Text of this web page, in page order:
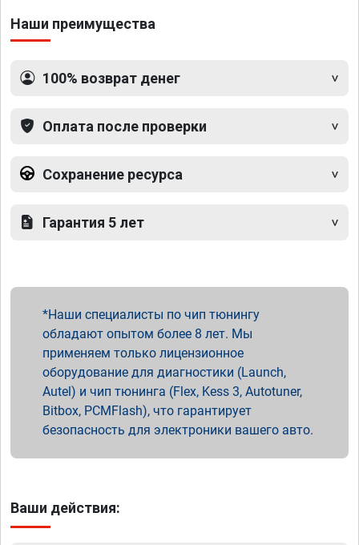
Наши преимущества
100% возврат денег
Оплата после проверки
Сохранение ресурса
Гарантия 5 лет
Наши специалисты по чип тюнингу
обладают опытом более 8 лет. Мы
применяем только лицензионное
оборудование для диагностики (Launch,
Autel) и чип тюнинга (Flex, Kess 3, Autotuner,
Bitbox, PCMFlash), что гарантирует
безопасность для электроники вашего авто.
Ваши действия: